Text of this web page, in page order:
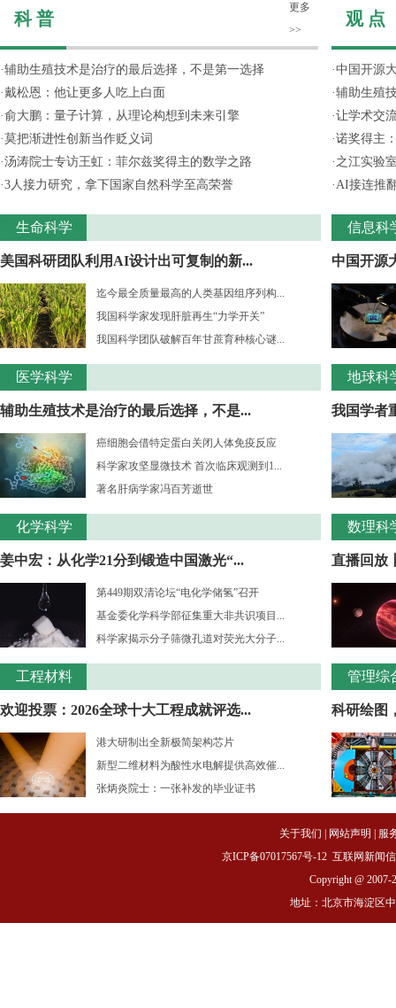
科 普
更多
>>
·辅助生殖技术是治疗的最后选择，不是第一选择
·戴松恩：他让更多人吃上白面
·俞大鹏：量子计算，从理论构想到未来引擎
·莫把渐进性创新当作贬义词
·汤涛院士专访王虹：菲尔兹奖得主的数学之路
·3人接力研究，拿下国家自然科学至高荣誉
生命科学
美国科研团队利用AI设计出可复制的新...
迄今最全质量最高的人类基因组序列构...
我国科学家发现肝脏再生“力学开关”
我国科学团队破解百年甘蔗育种核心谜...
医学科学
辅助生殖技术是治疗的最后选择，不是...
癌细胞会借特定蛋白关闭人体免疫反应
科学家攻坚显微技术 首次临床观测到1...
著名肝病学家冯百芳逝世
化学科学
姜中宏：从化学21分到锻造中国激光“...
第449期双清论坛“电化学储氢”召开
基金委化学科学部征集重大非共识项目...
科学家揭示分子筛微孔道对荧光大分子...
工程材料
欢迎投票：2026全球十大工程成就评选...
港大研制出全新极简架构芯片
新型二维材料为酸性水电解提供高效催...
张炳炎院士：一张补发的毕业证书
观 点
·中国开源
·辅助生殖
·让学术交
·诺奖得主
· 之江实验
·AI接连推
信息科
中国开源
地球科
我国学者
数理科
直播回放
管理综
科研绘图
关于我们 网站声明
服
京ICP备07017567号-12 互联网新闻
Copyright @ 2007-
地址：北京市海淀区